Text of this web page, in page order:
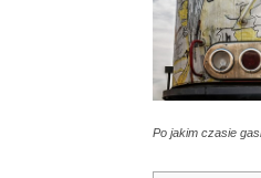
Po jakim czasie